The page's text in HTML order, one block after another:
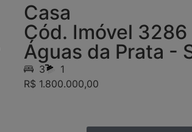
Casa
Cód. Imóvel 3286
Águas da Prata -
3
1
R$ 1.800.000,00